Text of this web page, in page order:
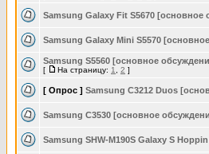
Samsung Galaxy Fit S5670 [основное
Samsung Galaxy Mini S5570
Samsung S5560 [основное
[ На страницу: 1 2 ]
[ Опрос ] Samsung C3212 Duos
Samsung C3530 [основное
Samsung SHW-M190S Galaxy S